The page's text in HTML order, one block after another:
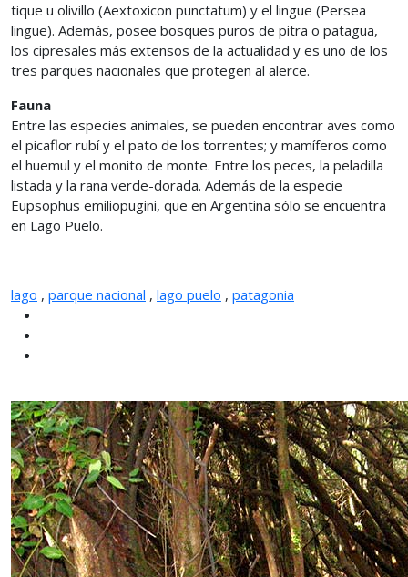
tique u olivillo (Aextoxicon punctatum) y el lingue (Persea
lingue). Además, posee bosques puros de pitra o patagua,
los cipresales más extensos de la actualidad y es uno de los
tres parques nacionales que protegen al alerce.
Fauna
Entre las especies animales, se pueden encontrar aves como
el picaflor rubí y el pato de los torrentes; y mamíferos como
el huemul y el monito de monte. Entre los peces, la peladilla
listada y la rana verde-dorada. Además de la especie
Eupsophus emiliopugini, que en Argentina sólo se encuentra
en Lago Puelo.
lago , parque nacional , lago puelo , patagonia